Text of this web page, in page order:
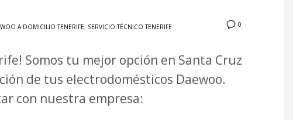
0
A DOMICILIO TENERIFE, SERVICIO TÉCNICO TENERIFE
Somos tu mejor opción en Santa Cruz
de tus electrodomésticos Daewoo.
con nuestra empresa: